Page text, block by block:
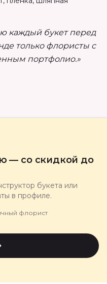
каждый букет перед
только флористы с
портфолио.»
— со скидкой до
букета или
в профиле.
флорист